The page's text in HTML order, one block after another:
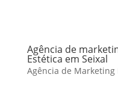
Agência de
Estética em Seixal
Agência de